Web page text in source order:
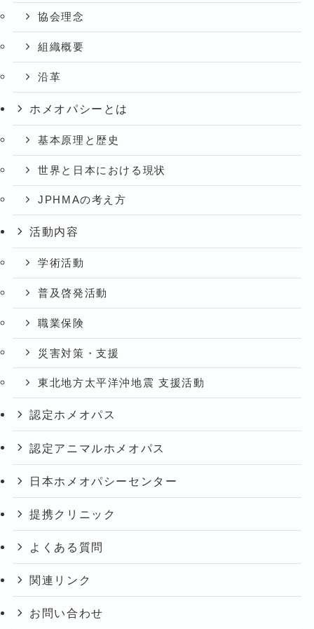
協会理念
組織概要
沿革
ホメオパシーとは
基本原理と歴史
世界と日本における現状
JPHMAの考え方
活動内容
学術活動
普及啓発活動
職業保険
災害対策・支援
東北地方太平洋沖地震 支援活動
認定ホメオパス
認定アニマルホメオパス
日本ホメオパシーセンター
提携クリニック
よくある質問
関連リンク
お問い合わせ